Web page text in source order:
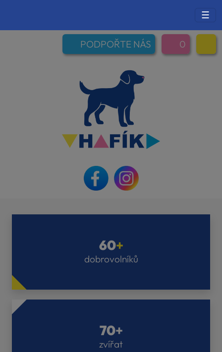
☰
PODPOŘTE NÁS 0
60+
dobrovolníků
70+
zvířat